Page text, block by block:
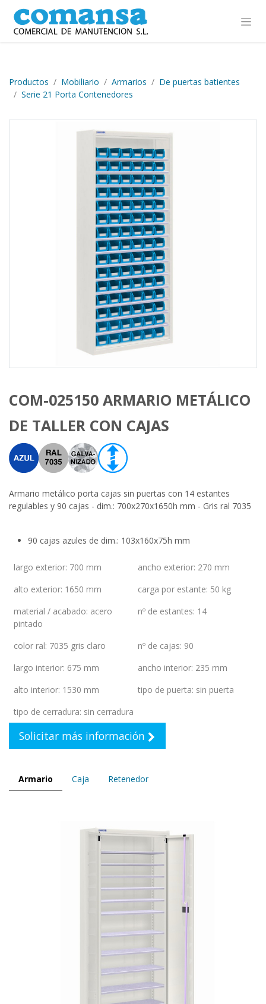
Ir al contenido
Productos Mobiliario Armarios
De puertas batientes
Serie 21 Porta Contenedores
COM-025150 ARMARIO METÁLICO
DE TALLER CON CAJAS
Armario metálico porta cajas sin puertas con 14 estantes
regulables y 90 cajas - dim.: 700x270x1650h mm - Gris ral 7035
90 cajas azules de dim.: 103x160x75h mm
largo exterior: 700 mm ancho exterior: 270 mm
alto exterior: 1650 mm carga por estante: 50 kg
material / acabado: acero
pintado
nº de estantes: 14
color ral: 7035 gris claro nº de cajas: 90
largo interior: 675 mm ancho interior: 235 mm
alto interior: 1530 mm tipo de puerta: sin puerta
tipo de cerradura: sin cerradura
Solicitar más información
Armario Caja Retenedor